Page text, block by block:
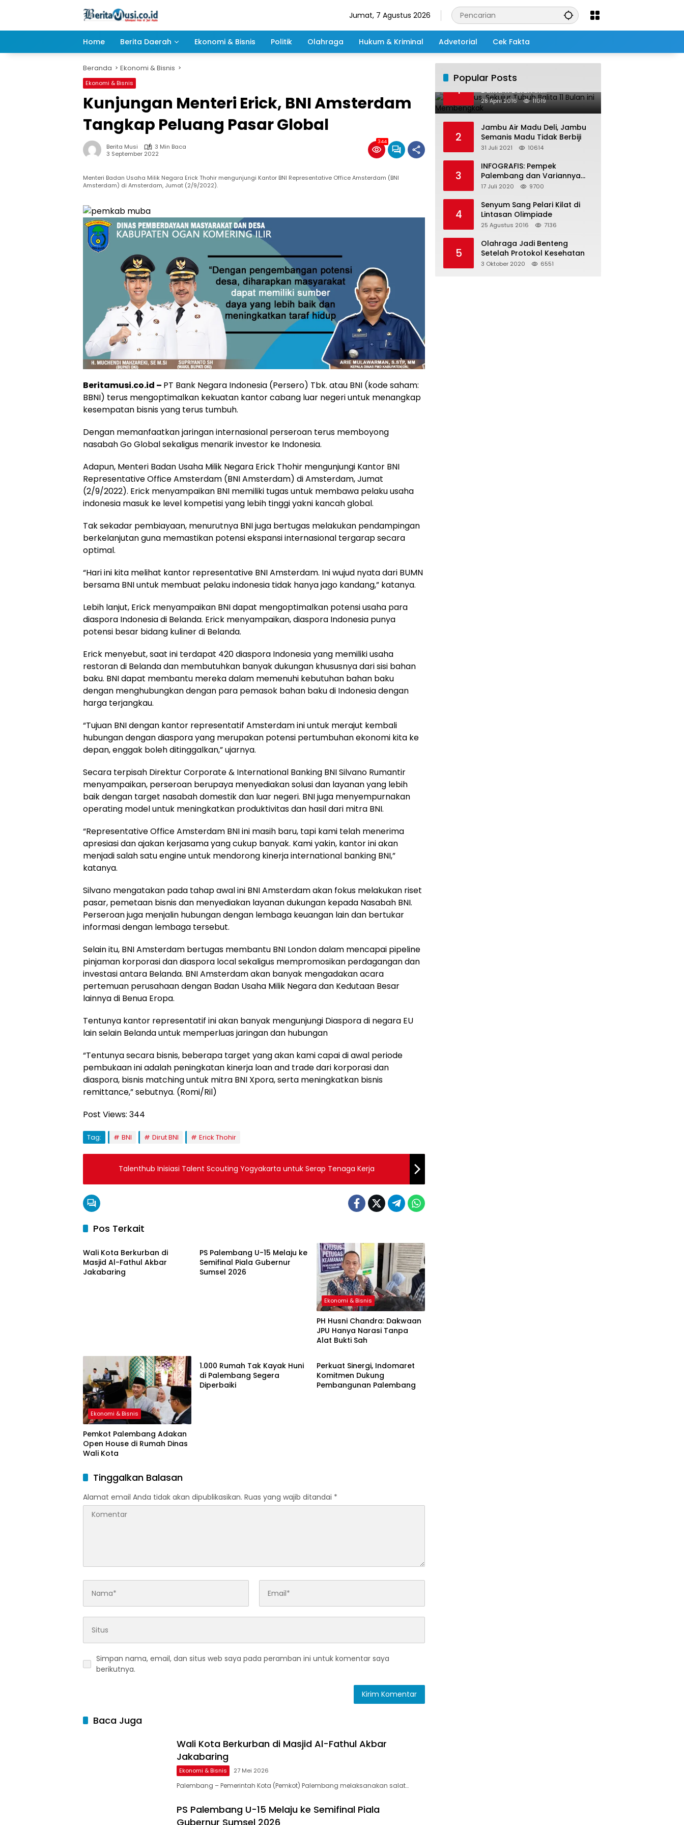
Jumat, 7 Agustus 2026
Home Berita Daerah Ekonomi & Bisnis Politik Olahraga Hukum & Kriminal Advetorial Cek Fakta
Beranda Ekonomi & Bisnis
Ekonomi & Bisnis
Kunjungan Menteri Erick, BNI Amsterdam
Tangkap Peluang Pasar Global
Berita Musi
3 Min Baca
3 September 2022
344
Menteri Badan Usaha Milik Negara Erick Thohir mengunjungi Kantor BNI Representative Office Amsterdam (BNI
Amsterdam) di Amsterdam, Jumat (2/9/2022).
Beritamusi.co.id – PT Bank Negara Indonesia (Persero) Tbk. atau BNI (kode saham:
BBNI) terus mengoptimalkan kekuatan kantor cabang luar negeri untuk menangkap
kesempatan bisnis yang terus tumbuh.
Dengan memanfaatkan jaringan internasional perseroan terus memboyong
nasabah Go Global sekaligus menarik investor ke Indonesia.
Adapun, Menteri Badan Usaha Milik Negara Erick Thohir mengunjungi Kantor BNI
Representative Office Amsterdam (BNI Amsterdam) di Amsterdam, Jumat
(2/9/2022). Erick menyampaikan BNI memiliki tugas untuk membawa pelaku usaha
indonesia masuk ke level kompetisi yang lebih tinggi yakni kancah global.
Tak sekadar pembiayaan, menurutnya BNI juga bertugas melakukan pendampingan
berkelanjutan guna memastikan potensi ekspansi internasional tergarap secara
optimal.
“Hari ini kita melihat kantor representative BNI Amsterdam. Ini wujud nyata dari BUMN
bersama BNI untuk membuat pelaku indonesia tidak hanya jago kandang,” katanya.
Lebih lanjut, Erick menyampaikan BNI dapat mengoptimalkan potensi usaha para
diaspora Indonesia di Belanda. Erick menyampaikan, diaspora Indonesia punya
potensi besar bidang kuliner di Belanda.
Erick menyebut, saat ini terdapat 420 diaspora Indonesia yang memiliki usaha
restoran di Belanda dan membutuhkan banyak dukungan khususnya dari sisi bahan
baku. BNI dapat membantu mereka dalam memenuhi kebutuhan bahan baku
dengan menghubungkan dengan para pemasok bahan baku di Indonesia dengan
harga terjangkau.
“Tujuan BNI dengan kantor representatif Amsterdam ini untuk merajut kembali
hubungan dengan diaspora yang merupakan potensi pertumbuhan ekonomi kita ke
depan, enggak boleh ditinggalkan,” ujarnya.
Secara terpisah Direktur Corporate & International Banking BNI Silvano Rumantir
menyampaikan, perseroan berupaya menyediakan solusi dan layanan yang lebih
baik dengan target nasabah domestik dan luar negeri. BNI juga menyempurnakan
operating model untuk meningkatkan produktivitas dan hasil dari mitra BNI.
“Representative Office Amsterdam BNI ini masih baru, tapi kami telah menerima
apresiasi dan ajakan kerjasama yang cukup banyak. Kami yakin, kantor ini akan
menjadi salah satu engine untuk mendorong kinerja international banking BNI,”
katanya.
Silvano mengatakan pada tahap awal ini BNI Amsterdam akan fokus melakukan riset
pasar, pemetaan bisnis dan menyediakan layanan dukungan kepada Nasabah BNI.
Perseroan juga menjalin hubungan dengan lembaga keuangan lain dan bertukar
informasi dengan lembaga tersebut.
Selain itu, BNI Amsterdam bertugas membantu BNI London dalam mencapai pipeline
pinjaman korporasi dan diaspora local sekaligus mempromosikan perdagangan dan
investasi antara Belanda. BNI Amsterdam akan banyak mengadakan acara
pertemuan perusahaan dengan Badan Usaha Milik Negara dan Kedutaan Besar
lainnya di Benua Eropa.
Tentunya kantor representatif ini akan banyak mengunjungi Diaspora di negara EU
lain selain Belanda untuk memperluas jaringan dan hubungan
“Tentunya secara bisnis, beberapa target yang akan kami capai di awal periode
pembukaan ini adalah peningkatan kinerja loan and trade dari korporasi dan
diaspora, bisnis matching untuk mitra BNI Xpora, serta meningkatkan bisnis
remittance,” sebutnya. (Romi/Ril)
Post Views: 344
Tag: BNI Dirut BNI Erick Thohir
Talenthub Inisiasi Talent Scouting Yogyakarta untuk Serap Tenaga Kerja
Pos Terkait
Ekonomi & Bisnis
Wali Kota Berkurban di
Masjid Al-Fathul Akbar
Jakabaring
PS Palembang U-15 Melaju ke
Semifinal Piala Gubernur
Sumsel 2026
Ekonomi & Bisnis
PH Husni Chandra: Dakwaan
JPU Hanya Narasi Tanpa
Alat Bukti Sah
Ekonomi & Bisnis
Pemkot Palembang Adakan
Open House di Rumah Dinas
Wali Kota
1.000 Rumah Tak Kayak Huni
di Palembang Segera
Diperbaiki
Ekonomi & Bisnis
Perkuat Sinergi, Indomaret
Komitmen Dukung
Pembangunan Palembang
Tinggalkan Balasan
Alamat email Anda tidak akan dipublikasikan. Ruas yang wajib ditandai *
Simpan nama, email, dan situs web saya pada peramban ini untuk komentar saya
berikutnya.
Baca Juga
Wali Kota Berkurban di Masjid Al-Fathul Akbar
Jakabaring
Ekonomi & Bisnis 27 Mei 2026
Palembang – Pemerintah Kota (Pemkot) Palembang melaksanakan salat…
PS Palembang U-15 Melaju ke Semifinal Piala
Gubernur Sumsel 2026
Popular Posts
1
Salah Infus, Sekujur Tubuh
Balita 11 Bulan ini
Membengkak
28 April 2016 11019
2
Jambu Air Madu Deli, Jambu
Semanis Madu Tidak Berbiji
31 Juli 2021 10614
3
INFOGRAFIS: Pempek
Palembang dan Variannya
yang Melegenda
17 Juli 2020 9700
4
Senyum Sang Pelari Kilat di
Lintasan Olimpiade
25 Agustus 2016 7136
5
Olahraga Jadi Benteng
Setelah Protokol Kesehatan
3 Oktober 2020 6551